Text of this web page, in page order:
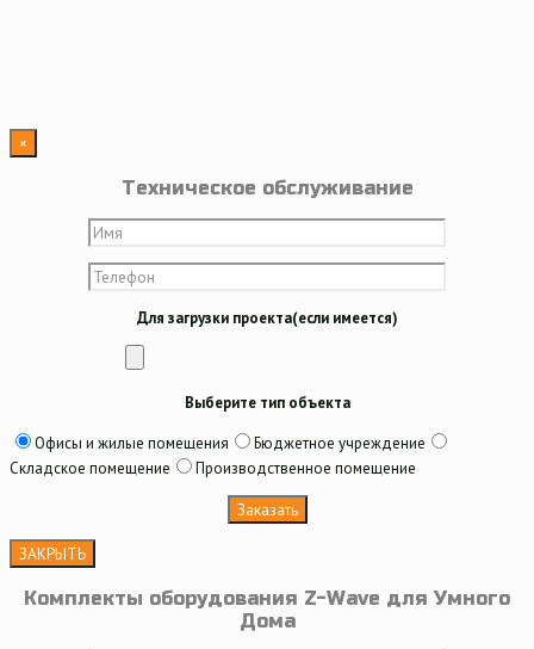
×
Техническое обслуживание
Для загрузки проекта(если имеется)
Выберите тип объекта
Офисы и жилые помещения
Бюджетное учреждение
Складское помещение
Производственное помещение
ЗАКРЫТЬ
Комплекты оборудования Z-Wave для Умного
Дома